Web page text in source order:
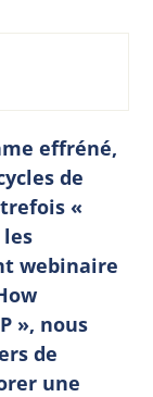
effréné,
de
«
webinaire
», nous
de
une